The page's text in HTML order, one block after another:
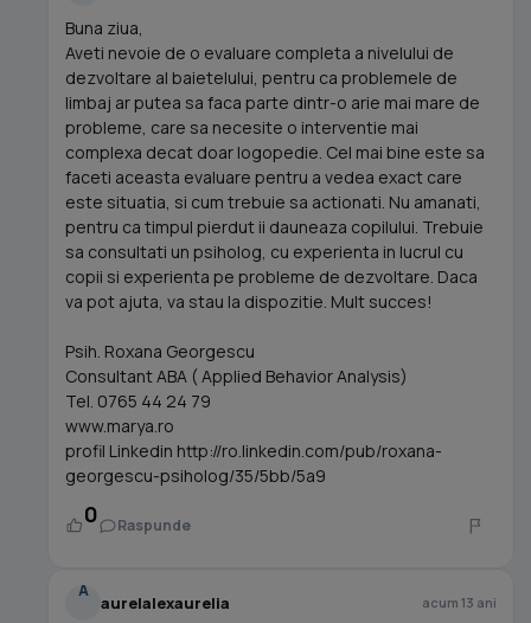
Buna ziua,
Aveti nevoie de o evaluare completa a nivelului de
dezvoltare al baietelului, pentru ca problemele de
limbaj ar putea sa faca parte dintr-o arie mai mare de
probleme, care sa necesite o interventie mai
complexa decat doar logopedie. Cel mai bine este sa
faceti aceasta evaluare pentru a vedea exact care
este situatia, si cum trebuie sa actionati. Nu amanati,
pentru ca timpul pierdut ii dauneaza copilului. Trebuie
sa consultati un psiholog, cu experienta in lucrul cu
copii si experienta pe probleme de dezvoltare. Daca
va pot ajuta, va stau la dispozitie. Mult succes!
Psih. Roxana Georgescu
Consultant ABA ( Applied Behavior Analysis)
Tel. 0765 44 24 79
www.marya.ro
profil Linkedin http://ro.linkedin.com/pub/roxana-
georgescu-psiholog/35/5bb/5a9
0 Raspunde
A
aurelalexaurelia acum 13 ani